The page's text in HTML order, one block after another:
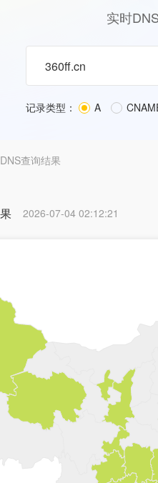
实时
记录类型： A
查询结果
2026-07-04 02:12:21